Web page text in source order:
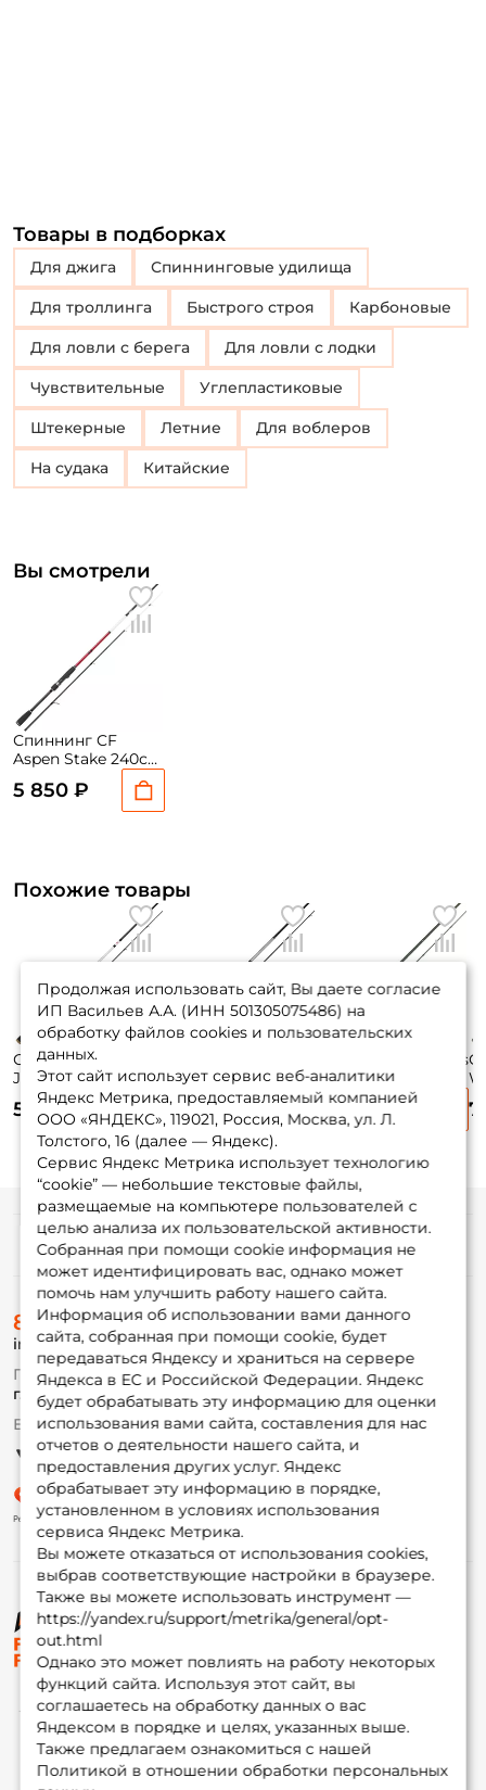
Товары в подборках
Для джига Спиннинговые удилища
Для троллинга Быстрого строя Карбоновые
Для ловли с берега Для ловли с лодки
Чувствительные Углепластиковые
Штекерные Летние Для воблеров
На судака Китайские
Вы смотрели
Спиннинг CF
Aspen Stake 240см.
15-55гр. 136гр. fast /
AS812МНT
5 850 ₽
Похожие товары
Спиннинг Lucky
John Vanrex 244см.
7-28гр. 146 гр. fast/
LJVA-802MF
5 695 ₽
244см. 7-35гр.
143гр. fast /
FAS802MHF
5 995 ₽
Спиннинг Maximus
Wild Power Z
MSWPZ24MH 240
см. 15-40 гр.
7 835 ₽ 7
Продолжая использовать сайт, Вы даете согласие
ИП Васильев А.А. (ИНН 501305075486) на
обработку файлов cookies и пользовательских
данных.
Этот сайт использует сервис веб-аналитики
Яндекс Метрика, предоставляемый компанией
ООО «ЯНДЕКС», 119021, Россия, Москва, ул. Л.
Толстого, 16 (далее — Яндекс).
Сервис Яндекс Метрика использует технологию
“cookie” — небольшие текстовые файлы,
размещаемые на компьютере пользователей с
целью анализа их пользовательской активности.
Собранная при помощи cookie информация не
может идентифицировать вас, однако может
помочь нам улучшить работу нашего сайта.
Информация об использовании вами данного
сайта, собранная при помощи cookie, будет
передаваться Яндексу и храниться на сервере
Яндекса в ЕС и Российской Федерации. Яндекс
будет обрабатывать эту информацию для оценки
использования вами сайта, составления для нас
отчетов о деятельности нашего сайта, и
предоставления других услуг. Яндекс
обрабатывает эту информацию в порядке,
установленном в условиях использования
сервиса Яндекс Метрика.
Вы можете отказаться от использования cookies,
выбрав соответствующие настройки в браузере.
Также вы можете использовать инструмент —
https://yandex.ru/support/metrika/general/opt-
out.html
Однако это может повлиять на работу некоторых
функций сайта. Используя этот сайт, вы
соглашаетесь на обработку данных о вас
Яндексом в порядке и целях, указанных выше.
Также предлагаем ознакомиться с нашей
Политикой в отношении обработки персональных
© ФоксФишинг, 2009-2026
Информация
О магазине
Доставка
Оплата
Fox-bonus
Гуру
Партнерская программа
8 (495) 532-77-88
info@foxfishing.ru
По вопросам с заказом
г. Москва, ул. Плеханова д.7
Ежедневно 10:00 до 20:00